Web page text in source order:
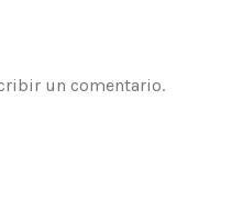
un comentario.